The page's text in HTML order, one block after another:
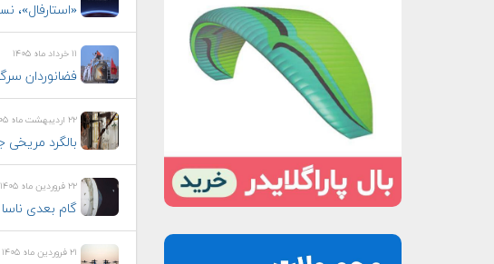
۱۱ خرداد ماه ۱۴۰۵
فضانوردان
۲۲ اردیبهشت ماه ۱۴۰۵
بالگرد
۲۲ فروردین ماه ۱۴۰۵
گام بعدی ناسا
۲۱ فروردین ماه ۱۴۰۵